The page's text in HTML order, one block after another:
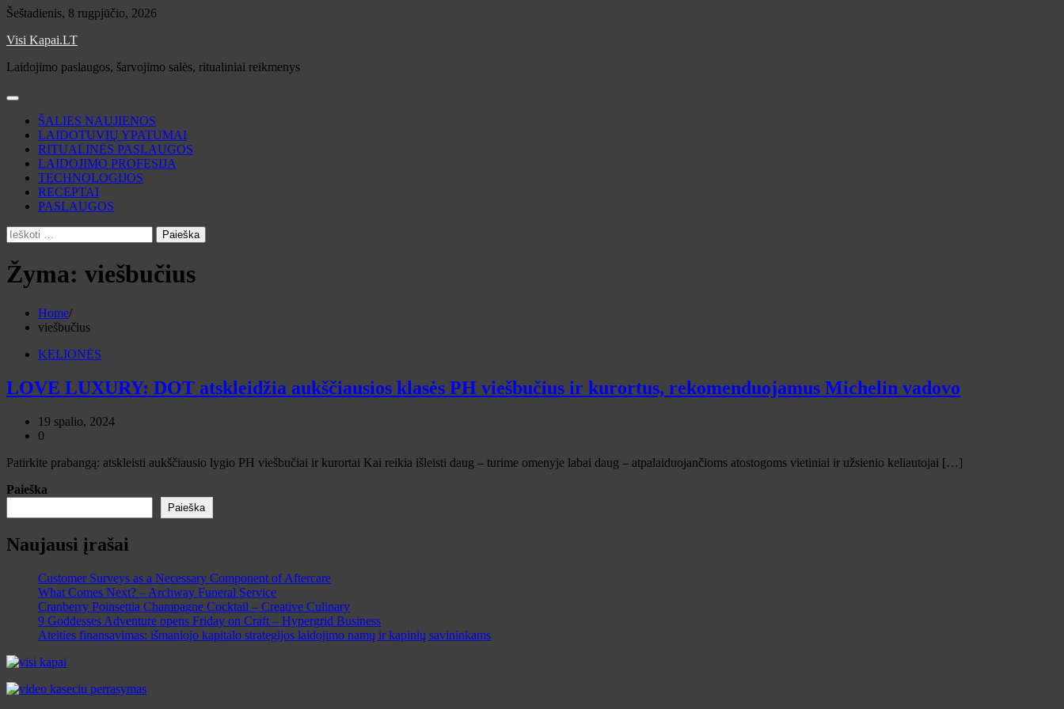
Skip
content
Šeštadienis, 8 rugpjūčio, 2026
Visi Kapai.LT
Laidojimo paslaugos, šarvojimo salės, ritualiniai reikmenys
ŠALIES NAUJIENOS
LAIDOTUVIŲ YPATUMAI
RITUALINĖS PASLAUGOS
LAIDOJIMO PROFESIJA
TECHNOLOGIJOS
RECEPTAI
PASLAUGOS
Ieškoti:
Žyma: viešbučius
Home
viešbučius
KELIONĖS
LOVE LUXURY: DOT atskleidžia aukščiausios klasės PH viešbučius ir kurortus, rekomenduojamus Michelin vadovo
19 spalio, 2024
0
Patirkite prabangą: atskleisti aukščiausio lygio PH viešbučiai ir kurortai Kai reikia išleisti daug – turime omenyje labai daug – atpalaiduojančioms atostogoms vietiniai ir užsienio keliautojai […]
Paieška
Paieška
Naujausi įrašai
Customer Surveys as a Necessary Component of Aftercare
What Comes Next? – Archway Funeral Service
Cranberry Poinsettia Champagne Cocktail – Creative Culinary
9 Goddesses Adventure opens Friday on Craft – Hypergrid Business
Ateities finansavimas: išmaniojo kapitalo strategijos laidojimo namų ir kapinių savininkams